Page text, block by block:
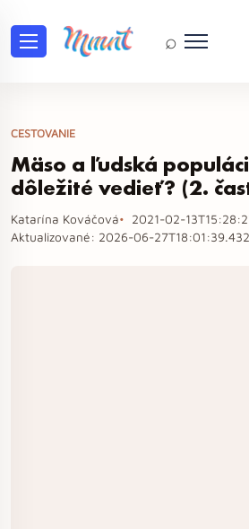
⌕
CESTOVANIE
Mäso a ľudská
dôležité vedieť? (2.
Katarína Kováčová
2021-02-
Aktualizované: 2026-06-